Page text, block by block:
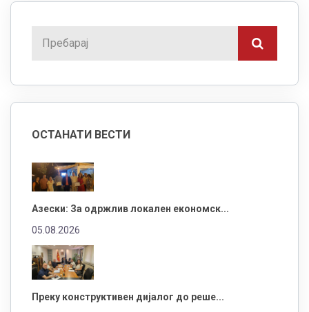
ОСТАНАТИ ВЕСТИ
Азески: За одржлив локален економск...
05.08.2026
Преку конструктивен дијалог до реше...